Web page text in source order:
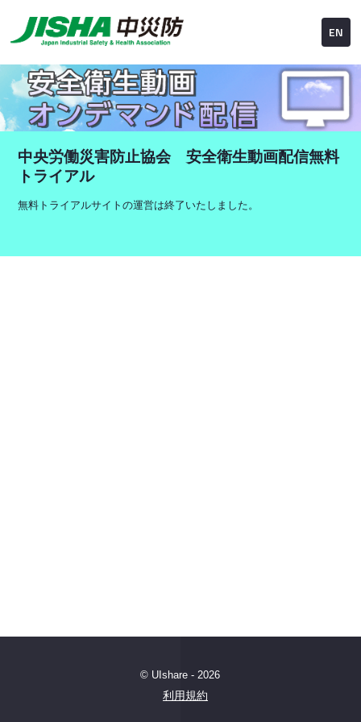
EN
中央労働災害防止協会 安全衛生動画配信無料
トライアル
無料トライアルサイトの運営は終了いたしました。
© UIshare - 2026
利用規約